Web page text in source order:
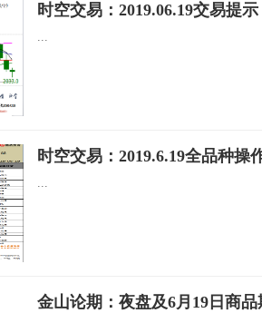
时空交易：2019.06.19交易提示
时空交易：2019.6.19全品种操
金山论期：夜盘及6月19日商